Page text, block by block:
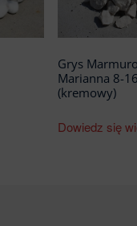
Grys
Marianna 8-
(kremowy)
Dowiedz się